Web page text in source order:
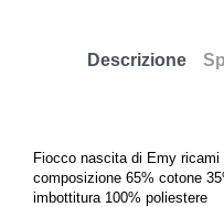
Descrizione
Fiocco nascita di Emy ricami
composizione 65% cotone
imbottitura 100% poliestere